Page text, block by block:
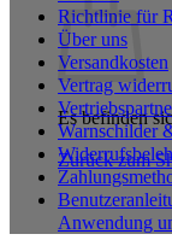
Es befinden
Zurück zum
Richtlinie für
Über uns
Versandkosten
Vertrag
Warnschilder
Anwendung